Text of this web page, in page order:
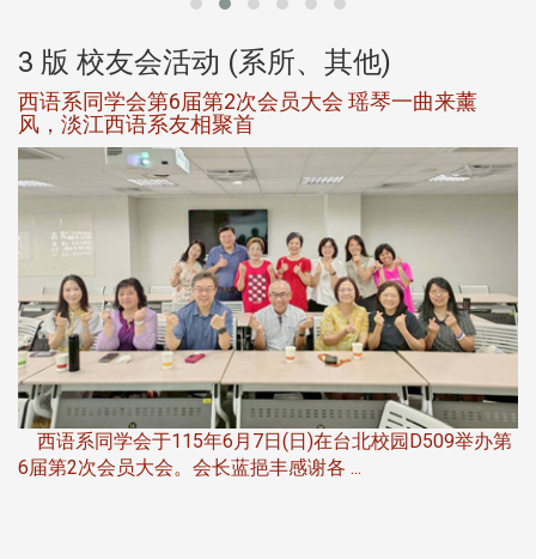
3 版 校友会活动 (系所、其他)
西语系同学会第6届第2次会员大会 瑶琴一曲来薰
风，淡江西语系友相聚首
西语系同学会于115年6月7日(日)在台北校园D509举办第
6届第2次会员大会。会长蓝挹丰感谢各 ...